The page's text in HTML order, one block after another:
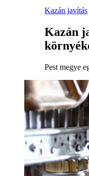
Kazán javítás
Kazán
Pest megye